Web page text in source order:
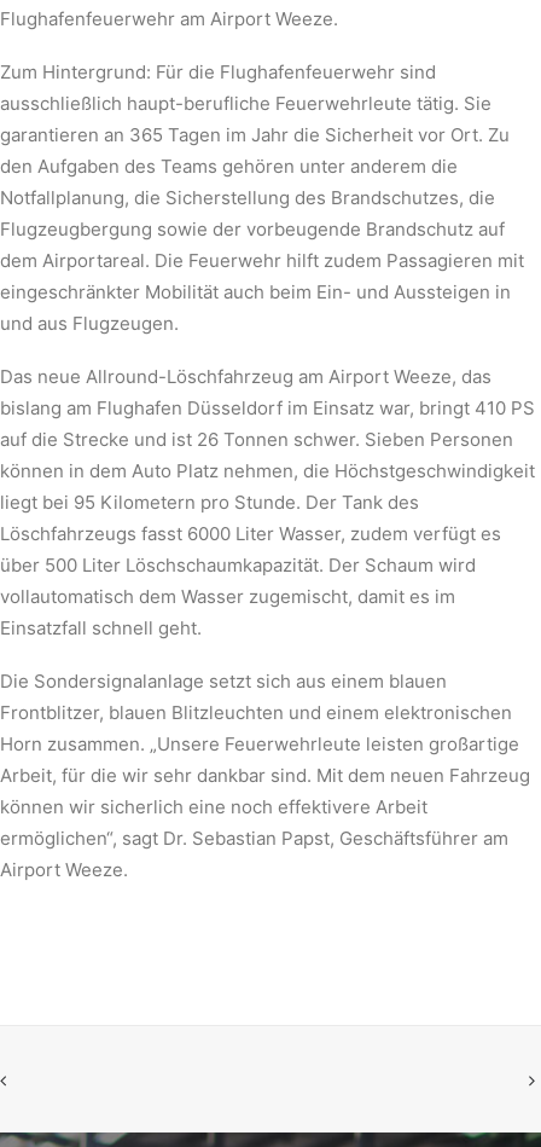
Flughafenfeuerwehr am Airport Weeze.
Zum Hintergrund: Für die Flughafenfeuerwehr sind
ausschließlich haupt-berufliche Feuerwehrleute tätig. Sie
garantieren an 365 Tagen im Jahr die Sicherheit vor Ort. Zu
den Aufgaben des Teams gehören unter anderem die
Notfallplanung, die Sicherstellung des Brandschutzes, die
Flugzeugbergung sowie der vorbeugende Brandschutz auf
dem Airportareal. Die Feuerwehr hilft zudem Passagieren mit
eingeschränkter Mobilität auch beim Ein- und Aussteigen in
und aus Flugzeugen.
Das neue Allround-Löschfahrzeug am Airport Weeze, das
bislang am Flughafen Düsseldorf im Einsatz war, bringt 410 PS
auf die Strecke und ist 26 Tonnen schwer. Sieben Personen
können in dem Auto Platz nehmen, die Höchstgeschwindigkeit
liegt bei 95 Kilometern pro Stunde. Der Tank des
Löschfahrzeugs fasst 6000 Liter Wasser, zudem verfügt es
über 500 Liter Löschschaumkapazität. Der Schaum wird
vollautomatisch dem Wasser zugemischt, damit es im
Einsatzfall schnell geht.
Die Sondersignalanlage setzt sich aus einem blauen
Frontblitzer, blauen Blitzleuchten und einem elektronischen
Horn zusammen. „Unsere Feuerwehrleute leisten großartige
Arbeit, für die wir sehr dankbar sind. Mit dem neuen Fahrzeug
können wir sicherlich eine noch effektivere Arbeit
ermöglichen“, sagt Dr. Sebastian Papst, Geschäftsführer am
Airport Weeze.